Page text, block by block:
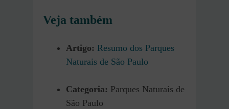
Veja também
Artigo: Resumo dos Parques
Naturais de São Paulo
Categoria: Parques Naturais de
São Paulo